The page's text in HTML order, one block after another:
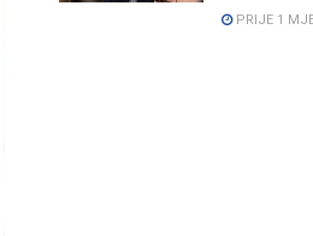
PRIJE 1